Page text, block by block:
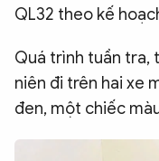
ĐA PHƯƠNG TIỆN
Video
Infographic
Chuyên trang
QL32 theo kế
Quá trình tuần tra,
niên đi trên hai xe
đen, một chiếc